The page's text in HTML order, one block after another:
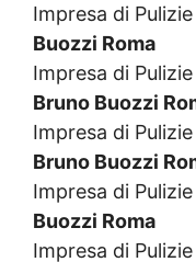
Impresa di
Buozzi Roma
Impresa di
Bruno Buozzi
Impresa di
Bruno Buozzi
Impresa di
Buozzi Roma
Impresa di